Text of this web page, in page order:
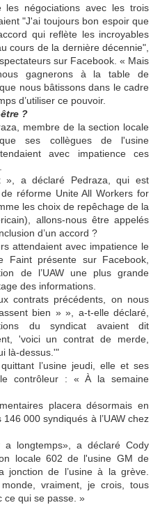
les négociations avec les trois
"J'ai toujours bon espoir que
qui reflète les incroyables
cours de la dernière décennie",
sur Facebook. « Mais
gagnerons à la table de
nous bâtissons dans le cadre
d’utiliser ce pouvoir.
?
membre de la section locale
ses collègues de l'usine
avec impatience ces
», a déclaré Pedraza, qui est
réforme Unite All Workers for
les choix de repêchage de la
allons-nous être appelés
d’un accord ?
attendaient avec impatience le
Faint présente sur Facebook,
de l’UAW une plus grande
des informations.
contrats précédents, on nous
bien » », a-t-elle déclaré,
du syndicat avaient dit
'voici un contrat de merde,
là-dessus.'"
l’usine jeudi, elle et ses
contrôleur : « À la semaine
placera désormais en
000 syndiqués à l’UAW chez
longtemps», a déclaré Cody
locale 602 de l'usine GM de
jonction de l’usine à la grève.
vraiment, je crois, tous
ce qui se passe. »